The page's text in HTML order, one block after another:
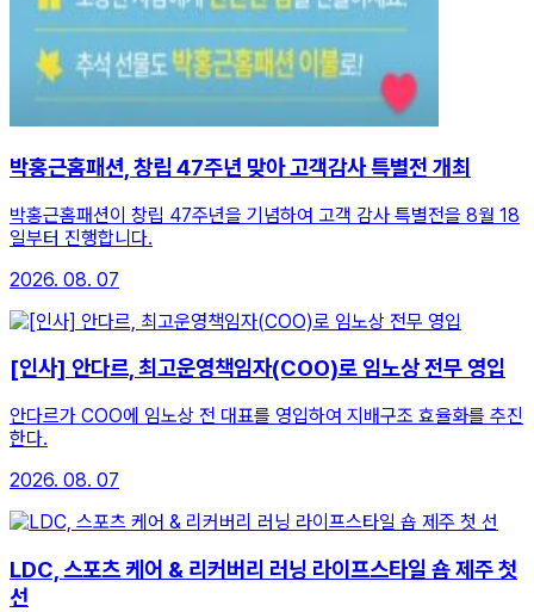
박홍근홈패션, 창립 47주년 맞아 고객감사 특별전 개최
박홍근홈패션이 창립 47주년을 기념하여 고객 감사 특별전을 8월 18
일부터 진행합니다.
2026. 08. 07
[인사] 안다르, 최고운영책임자(COO)로 임노상 전무 영입
안다르가 COO에 임노상 전 대표를 영입하여 지배구조 효율화를 추진
한다.
2026. 08. 07
LDC, 스포츠 케어 & 리커버리 러닝 라이프스타일 숍 제주 첫
선